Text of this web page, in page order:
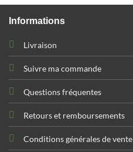
Informations
Livraison
Suivre ma commande
Questions fréquentes
Retours et remboursements
Conditions générales de vente